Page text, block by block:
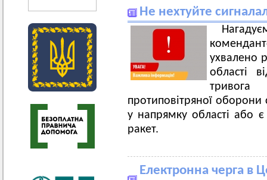
Не нехтуйте
ухвалено
області
протиповітряної
у напрямку області або є
ракет.
Електронна черга в